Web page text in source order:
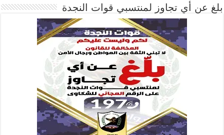
بلغ عن أي تجاوز لمنتسبي قوات النجدة